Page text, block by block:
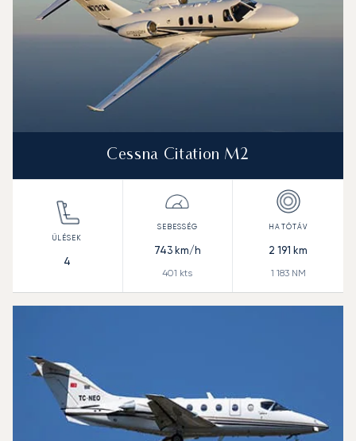
Cessna Citation M2
4
743km/h
401 kts
2 191 km
1 183NM